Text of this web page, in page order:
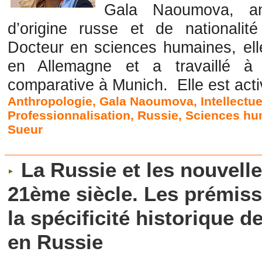
Gala Naoumova,
d’origine russe et de
Docteur en sciences humaines,
en Allemagne et a travaillé à
comparative à Munich. Elle est
Anthropologie,Gala Naoumova,
Professionnalisation, Russie,Sciences
Sueur
La Russie et les
21ème siècle. Les
la spécificité historique
en Russie